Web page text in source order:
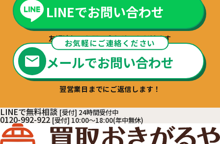
LINEでお問い合わせ
友達追加でお問い合わせいただけます
お気軽にご連絡ください
メールでお問い合わせ
翌営業日までにご返信します！
LINEで無料相談 [受付] 24時間受付中
0120-992-922 [受付] 10:00～18:00(年中無休)